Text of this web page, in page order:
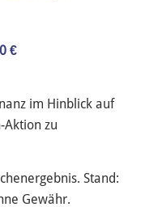
€
im Hinblick auf
Aktion zu
Stand:
Gewähr.